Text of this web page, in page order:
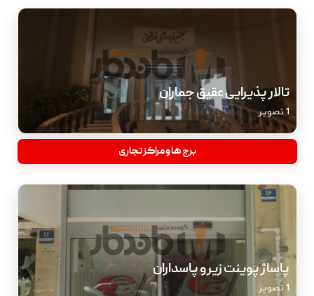
تالار پذیرایی عقیق جماران
1 تصویر
برج ها و مراکز تجاری
پاساژ پوینت زیرو پاسداران
1 تصویر